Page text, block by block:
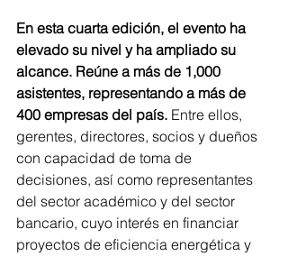
En esta cuarta edición, el evento ha
elevado su nivel y ha ampliado su
alcance. Reúne a más de 1,000
asistentes, representando a más de
400 empresas del país. Entre ellos,
gerentes, directores, socios y dueños
con capacidad de toma de
decisiones, así como representantes
del sector académico y del sector
bancario, cuyo interés en financiar
proyectos de eficiencia energética y